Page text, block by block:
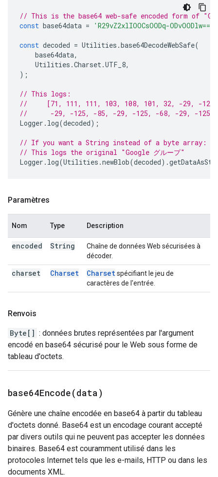
// This is the base64 web-safe encoded form of
const base64data = 'R29vZ2xlIOOCsOODq-ODvOODlw=='
const decoded = Utilities .base64DecodeWebSafe(
base64data,
Utilities .Charset.UTF_8,
);
// This logs:
//     [71, 111, 111, 103, 108, 101, 32, -29, -
//      -29, -125, -85, -29, -125, -68, -29, -125,
Logger . log(decoded);
// If you want a String instead of a byte array:
// This logs the original "Google グループ"
Logger . log(Utilities .newBlob(decoded).
Paramètres
Nom Type Description
encoded String
Chaîne de données Web sécurisées à
décoder.
charset Charset Charsetspécifiant le jeu de
caractères de l'entrée.
Renvois
Byte[] : données brutes représentées par l'argument
encodé en base64 sécurisé pour le Web sous forme de
tableau d'octets.
base64Encode(data)
Génère une chaîne encodée en base64 à partir du tableau
d'octets donné. Base64 est un encodage courant accepté
par divers outils qui ne peuvent pas accepter les données
binaires. Base64 est couramment utilisé dans les
protocoles Internet tels que les e-mails, HTTP ou dans les
documents XML.